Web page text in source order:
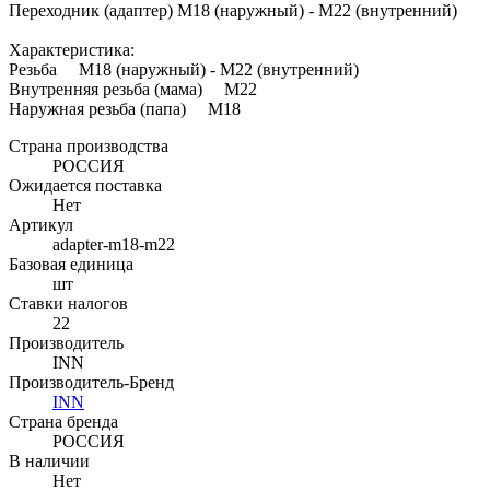
Переходник (адаптер) M18 (наружный) - M22 (внутренний)
Характеристика:
Резьба M18 (наружный) - M22 (внутренний)
Внутренняя резьба (мама) М22
Наружная резьба (папа) M18
Страна производства
РОССИЯ
Ожидается поставка
Нет
Артикул
adapter-m18-m22
Базовая единица
шт
Ставки налогов
22
Производитель
INN
Производитель-Бренд
INN
Страна бренда
РОССИЯ
В наличии
Нет